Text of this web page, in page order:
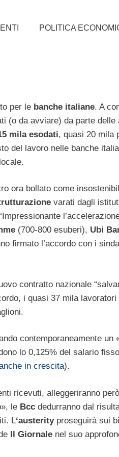
POLITICA
per le banche italiane. A
(o da avviare) da parte delle
mila esodati, quasi 20 mila
del lavoro nelle banche
ora bollato come
varati dagli
(700-800 esuberi), Ubi
firmato l’accordo con i
contratto nazionale
i quasi 37 mila lavoratori
contemporaneamente un
lo 0,125% del salario
in crescita).
ricevuti, alleggeriranno
le Bcc dedurranno dal
L‘austerityproseguirà sui
Il Giornale nel suo